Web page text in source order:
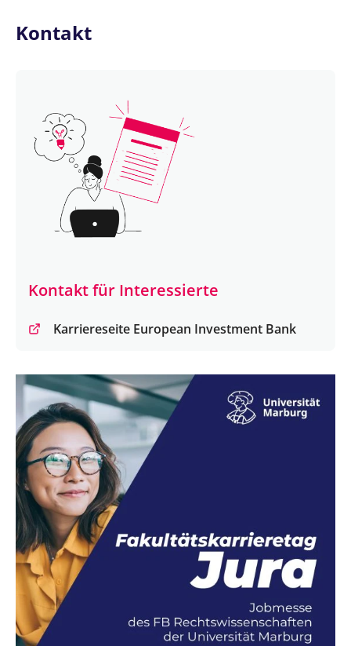
Kontakt
Kontakt für Interessierte
Karriereseite European Investment Bank